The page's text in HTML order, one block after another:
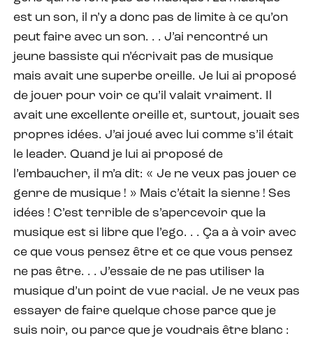
est un son, il n’y a donc pas de limite à ce qu’on
peut faire avec un son. . . J’ai rencontré un
jeune bassiste qui n’écrivait pas de musique
mais avait une superbe oreille. Je lui ai proposé
de jouer pour voir ce qu’il valait vraiment. Il
avait une excellente oreille et, surtout, jouait ses
propres idées. J’ai joué avec lui comme s’il était
le leader. Quand je lui ai proposé de
l’embaucher, il m’a dit: « Je ne veux pas jouer ce
genre de musique ! » Mais c’était la sienne ! Ses
idées ! C’est terrible de s’apercevoir que la
musique est si libre que l’ego. . . Ça a à voir avec
ce que vous pensez être et ce que vous pensez
ne pas être. . . J’essaie de ne pas utiliser la
musique d’un point de vue racial. Je ne veux pas
essayer de faire quelque chose parce que je
suis noir, ou parce que je voudrais être blanc :